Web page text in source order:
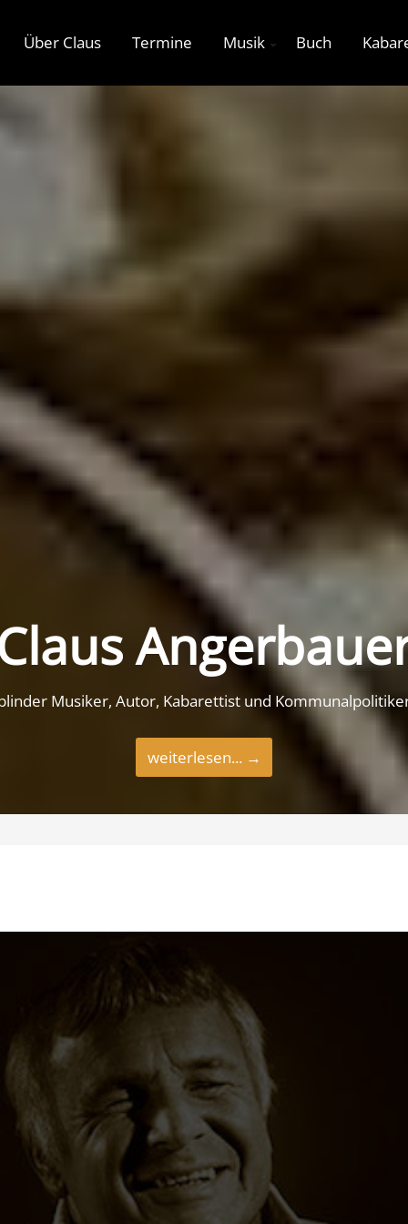
Über Claus Termine Musik Buch
Musiker, Autor, Kabarettist und
weiterlesen... →